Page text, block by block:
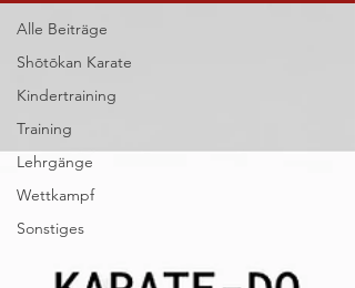
Alle Beiträge
Shōtōkan Karate
Kindertraining
Training
Lehrgänge
Wettkampf
Sonstiges